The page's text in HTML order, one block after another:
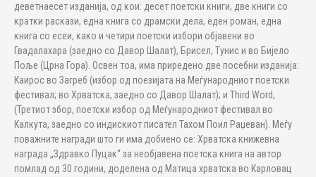
деветнаесет изданија, од кои: десет поетски книги, две книги со
кратки раскази, една книга со драмски дела, еден роман, една
книга со есеи, како и четири поетски избори објавени во
Гвадалахара (заедно со Давор Шалат), Брисел, Тунис и во Бијело
Поље (Црна Гора). Освен тоа, има приредено две посебни изданија:
Каирос во Загреб (избор од поезијата на Меѓународниот поетски
фестивал; во Хрватска, заедно со Давор Шалат); и Third Word,
(Третиот збор, поетски избор од Меѓународниот фестивал во
Калкута, заедно со индискиот писател Тахом Поил Раџеван). Меѓу
поважните награди што ги има добиено се: Хрватска книжевна
награда „Здравко Пуцак“ за необјавена поетска книга на автор
помлад од 30 години, доделена од Матица хрватска во Карловац